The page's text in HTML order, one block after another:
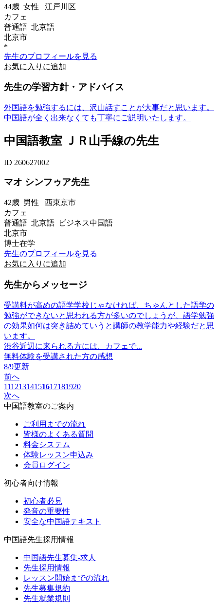
44歳 女性 江戸川区
カフェ
普通語 北京語
北京市
*
先生のプロフィールを見る
お気に入りに追加
先生の学習方針・アドバイス
外国語を勉強するには、沢山話すことが大事だと思います。
中国語が全く出来なくても丁寧にご説明いたします。
中国語教室 ＪＲ山手線の先生
ID 260627002
マオ シンフゥア先生
42歳 男性 西東京市
カフェ
普通語 北京語 ビジネス中国語
北京市
博士在学
先生のプロフィールを見る
お気に入りに追加
先生からメッセージ
受講料が高めの語学学校じゃなければ、ちゃんとした語学の
勉強ができないと思われる方が多いのでしょうが、語学勉強
の効果如何は突き詰めていうと講師の教学能力や経験だと思
います。
渋谷近辺に来られる方には、カフェで...
無料体験を受講された方の感想
8/9更新
前へ
11121314151617181920
次へ
中国語教室のご案内
ご利用までの流れ
皆様のよくある質問
料金システム
体験レッスン申込み
会員ログイン
初心者向け情報
初心者必見
発音の重要性
安全な中国語テキスト
中国語先生採用情報
中国語先生募集-求人
先生採用情報
レッスン開始までの流れ
先生募集規約
先生就業規則